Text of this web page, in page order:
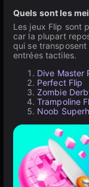
Quels sont les
Les jeux Flip sont
car la plupart
qui se
entrées tactiles.
Dive Master
Perfect Flip
Zombie
Trampoline
Noob